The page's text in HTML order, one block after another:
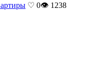
♡ 0👁 1238